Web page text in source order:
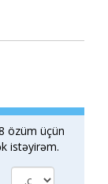
özüm üçün
istəyirəm.